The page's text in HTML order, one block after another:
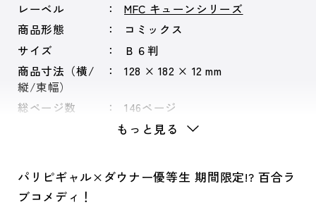
レーベル
MFC キューンシリーズ
商品形態
コミックス
サイズ
Ｂ６判
商品寸法（横/
縦/束幅）
128 × 182 × 12 mm
総ページ数 146ページ
もっと見る
パリピギャル×ダウナー優等生 期間限定!? 百合ラ
ブコメディ！